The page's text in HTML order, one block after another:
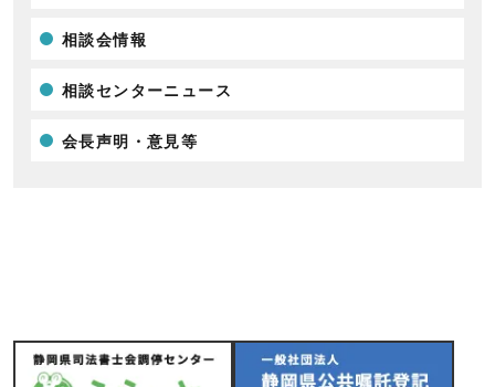
相談会情報
相談センターニュース
会長声明・意見等